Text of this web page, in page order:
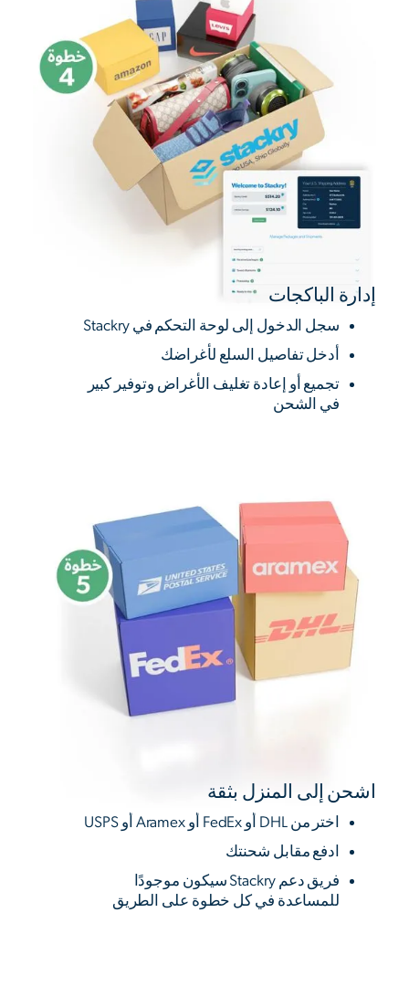
إدارة الباكجات
سجل الدخول إلى لوحة التحكم في Stackry
أدخل تفاصيل السلع لأغراضك
تجميع أو إعادة تغليف الأغراض وتوفير كبير
في الشحن
اشحن إلى المنزل بثقة
اختر من DHL أو FedEx أو Aramex أو USPS
ادفع مقابل شحنتك
فريق دعم Stackry سيكون موجودًا
للمساعدة في كل خطوة على الطريق